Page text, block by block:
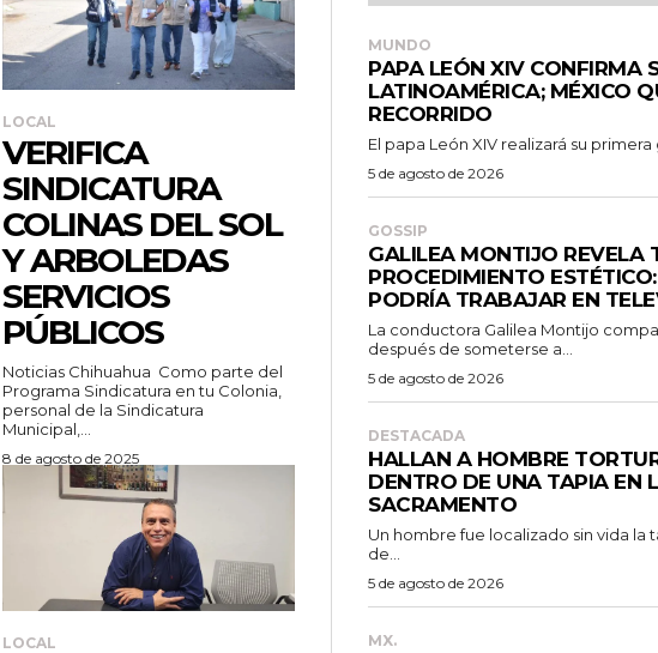
LOCAL
VERIFICA
SINDICATURA
COLINAS DEL SOL
Y ARBOLEDAS
SERVICIOS
PÚBLICOS
Noticias Chihuahua Como parte del
Programa Sindicatura en tu Colonia,
personal de la Sindicatura
Municipal,...
8 de agosto de 2025
LOCAL
MUNDO
PAPA LEÓN XIV CONFIRMA
LATINOAMÉRICA; MÉXICO
RECORRIDO
El papa León XIV realizará su
5 de agosto de 2026
GOSSIP
GALILEA MONTIJO REVELA
PROCEDIMIENTO
PODRÍA TRABAJAR EN
La conductora Galilea Montijo
después de someterse a...
5 de agosto de 2026
DESTACADA
HALLAN A HOMBRE
DENTRO DE UNA TAPIA EN
SACRAMENTO
Un hombre fue localizado sin vida
de...
5 de agosto de 2026
MX.